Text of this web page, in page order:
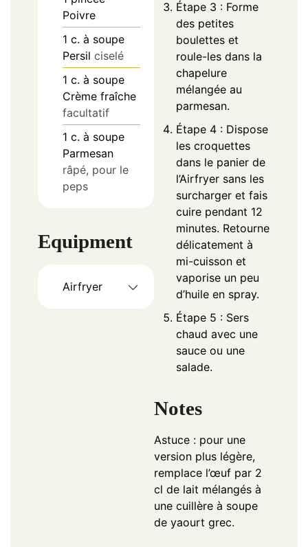
Poivre
1 c. à soupe
Persil ciselé
1 c. à soupe
Crème fraîche
facultatif
1 c. à soupe
Parmesan
râpé, pour le
peps
Equipment
Airfryer
Étape 3 : Forme
des petites
boulettes et
roule-les dans la
chapelure
mélangée au
parmesan.
Étape 4 : Dispose
les croquettes
dans le panier de
l’Airfryer sans les
surcharger et fais
cuire pendant 12
minutes. Retourne
délicatement à
mi-cuisson et
vaporise un peu
d’huile en spray.
Étape 5 : Sers
chaud avec une
sauce ou une
salade.
Notes
Astuce : pour une
version plus légère,
remplace l’œuf par 2
cl de lait mélangés à
une cuillère à soupe
de yaourt grec.